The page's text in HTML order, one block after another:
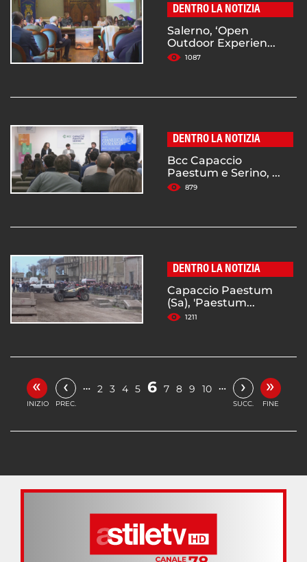
DENTRO LA NOTIZIA
Salerno, ‘Open
Outdoor Experien...
1087
DENTRO LA NOTIZIA
Bcc Capaccio
Paestum e Serino, ...
879
DENTRO LA NOTIZIA
Capaccio Paestum
(Sa), 'Paestum...
1211
«
INIZIO
‹
PREC.
… 2 3 4 5 6 7 8 9 10 … ›
SUCC.
»
FINE